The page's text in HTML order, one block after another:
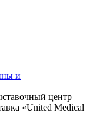
и
центр
«United Medical